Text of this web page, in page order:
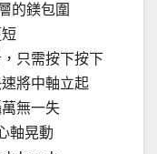
的鎂包圍
只需按下按下
將中軸立起
無一失
軸晃動